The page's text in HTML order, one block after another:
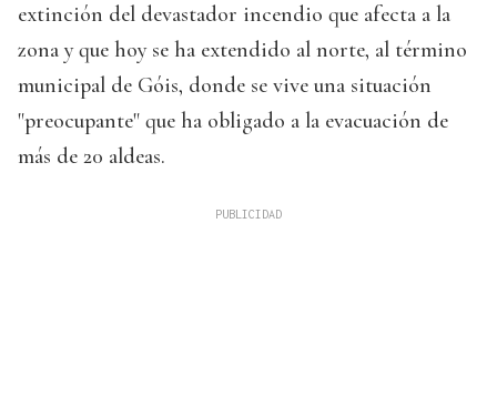
extinción del devastador incendio que afecta a la
zona y que hoy se ha extendido al norte, al término
municipal de Góis, donde se vive una situación
"preocupante" que ha obligado a la evacuación de
más de 20 aldeas.